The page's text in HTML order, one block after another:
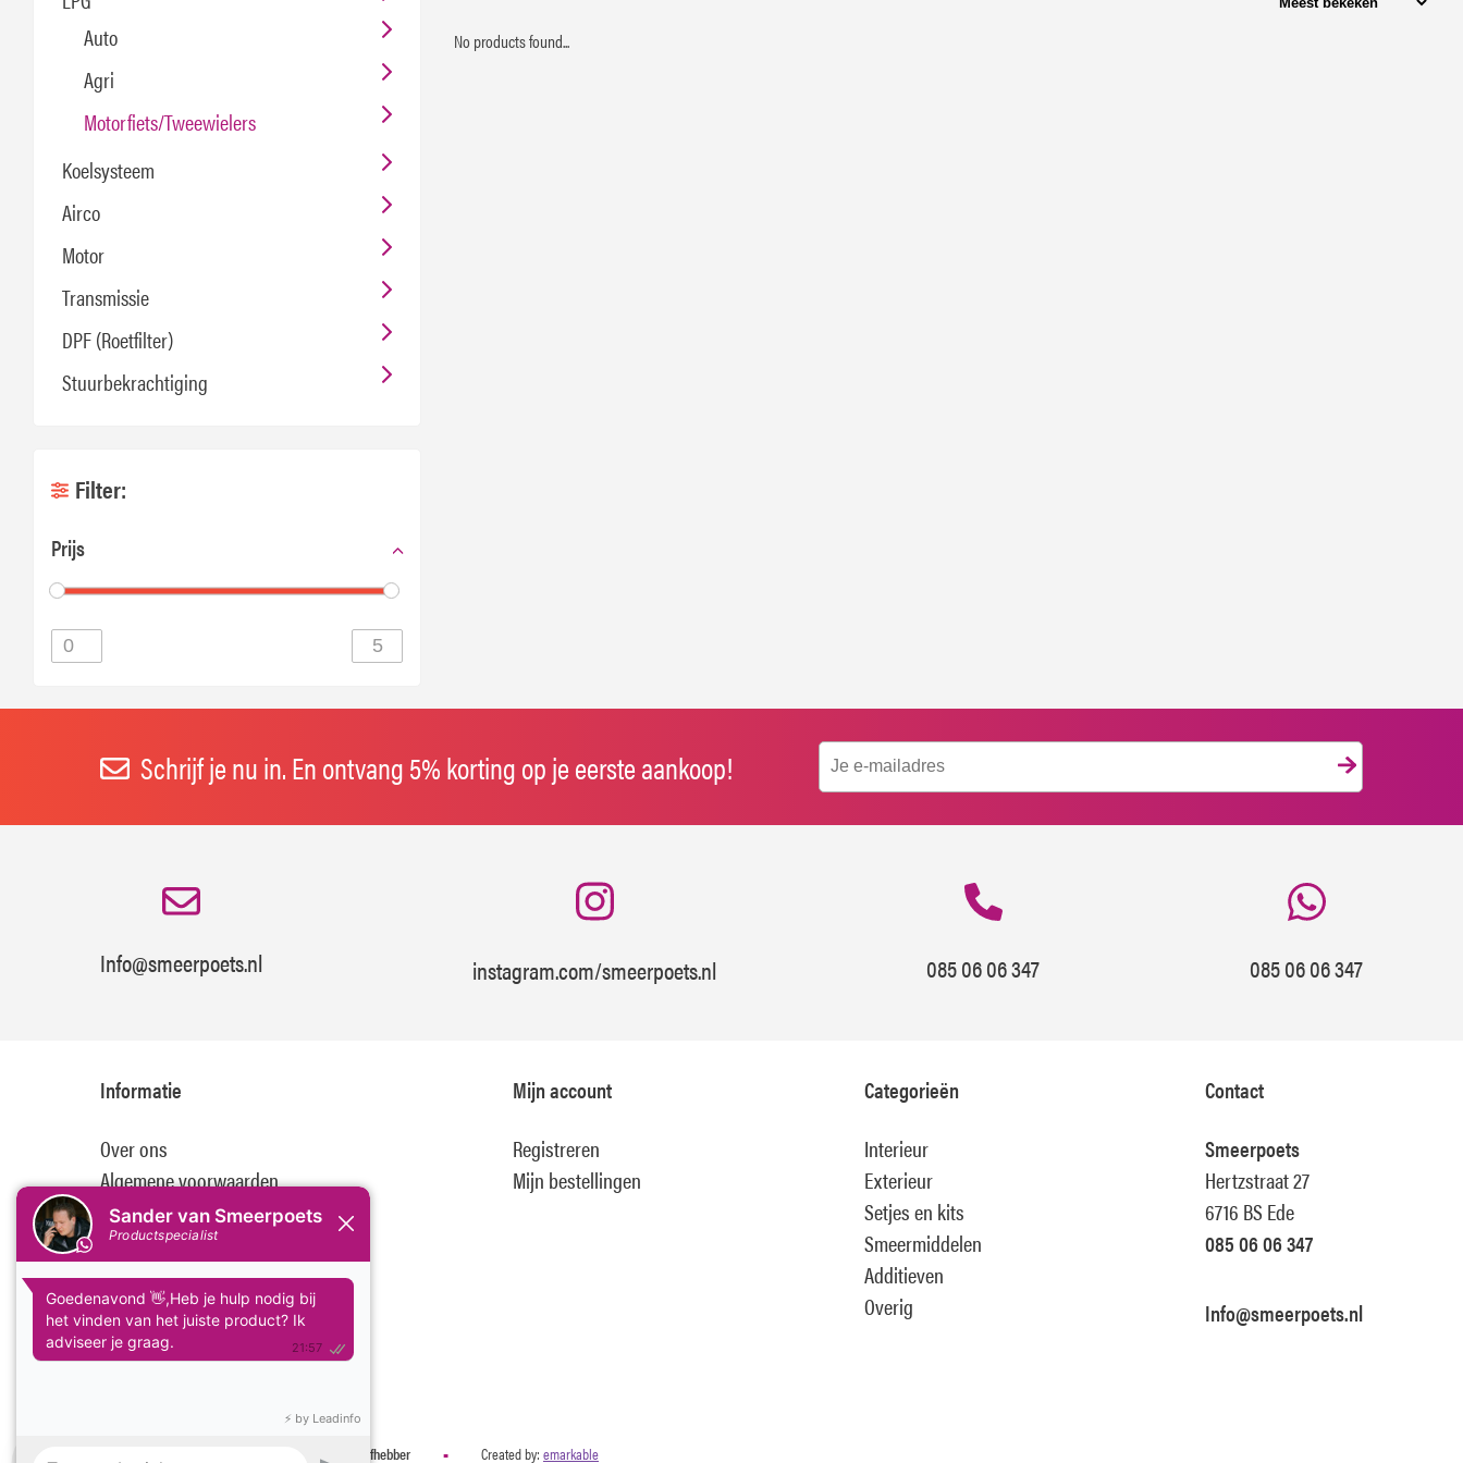
Auto
Agri
Motorfiets/Tweewielers
Koelsysteem
Airco
Motor
Transmissie
DPF (Roetfilter)
Stuurbekrachtiging
Filter:
Prijs
No products found...
Schrijf je nu in. En ontvang 5% korting op je eerste aankoop!
Info@smeerpoets.nl instagram.com/smeerpoets.nl 085 06 06 347 085 06 06 347
Informatie
Over ons
Algemene voorwaarden
Disclaimer
Privacy Policy
Betaalmethoden
Verzenden & retourneren
Klantenservice
Mijn account
Registreren
Mijn bestellingen
Categorieën
Interieur
Exterieur
Setjes en kits
Smeermiddelen
Additieven
Overig
Contact
Smeerpoets
Hertzstraat 27
6716 BS Ede
085 06 06 347
Info@smeerpoets.nl
2026 Smeerpoets | Voor de echte Autoliefhebber • Created by: emarkable